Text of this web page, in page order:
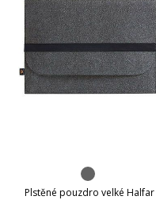
Plstěné pouzdro velké Halfar